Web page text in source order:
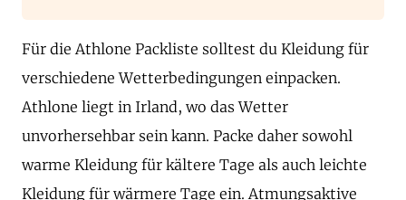
Für die Athlone Packliste solltest du Kleidung für
verschiedene Wetterbedingungen einpacken.
Athlone liegt in Irland, wo das Wetter
unvorhersehbar sein kann. Packe daher sowohl
warme Kleidung für kältere Tage als auch leichte
Kleidung für wärmere Tage ein. Atmungsaktive